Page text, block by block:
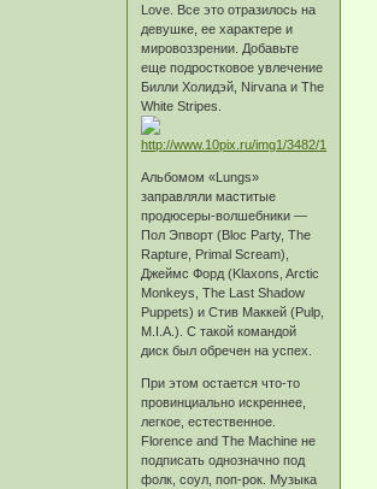
Love. Все это отразилось на
девушке, ее характере и
мировоззрении. Добавьте
еще подростковое увлечение
Билли Холидэй, Nirvana и The
White Stripes.
Альбомом «Lungs»
заправляли маститые
продюсеры-волшебники —
Пол Эпворт (Bloc Party, The
Rapture, Primal Scream),
Джеймс Форд (Klaxons, Arctic
Monkeys, The Last Shadow
Puppets) и Стив Маккей (Pulp,
M.I.A.). С такой командой
диск был обречен на успех.
При этом остается что-то
провинциально искреннее,
легкое, естественное.
Florence and The Machine не
подписать однозначно под
фолк, соул, поп-рок. Музыка